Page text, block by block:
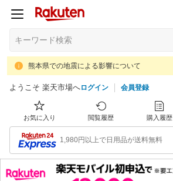
熊本県での地震による影響について
ようこそ 楽天市場へログイン 会員登録
お気に入り 閲覧履歴 購入履歴
1,980円以上で日用品が送料無料